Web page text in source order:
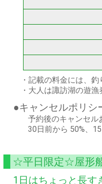
・記載の料金には、
・大人は諏訪湖の遊
●キャンセルポリシ
予約後のキャンセル
30日前から 50%、
☆平日限定☆屋形
1日はちょっと長す